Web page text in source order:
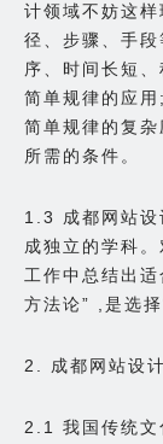
计领域不妨这
径、步骤、手
序、时间长短
简单规律的应
简单规律的复
所需的条件。
1.3 成都网站设
成独立的学科
工作中总结出
方法论” ,是选择
2. 成都网站设
2.1 我国传统文